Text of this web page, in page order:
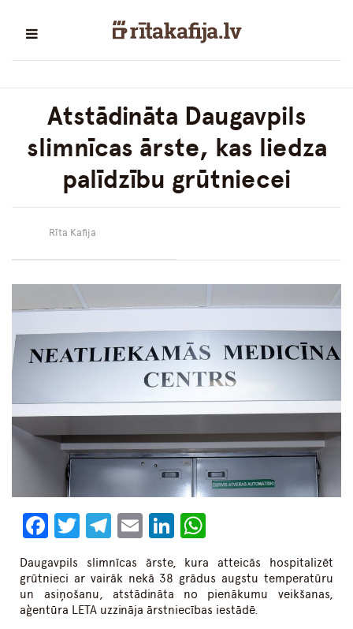
Atstādināta Daugavpils
slimnīcas ārste, kas liedza
palīdzību grūtniecei
Rīta Kafija
Facebook
Twitter
Telegram
EmailLinkedIn
Daugavpils slimnīcas ārste, kura atteicās hospitalizēt
grūtnieci ar vairāk nekā 38 grādus augstu temperatūru
un asiņošanu, atstādināta no pienākumu veikšanas,
aģentūra LETA uzzināja ārstniecības iestādē.